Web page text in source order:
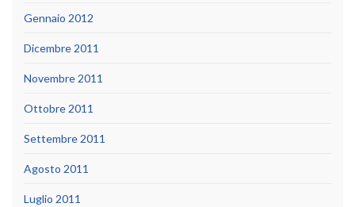
Gennaio 2012
Dicembre 2011
Novembre 2011
Ottobre 2011
Settembre 2011
Agosto 2011
Luglio 2011